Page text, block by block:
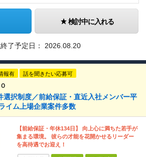
検討中に入れる
了予定日： 2026.08.20
報有 話を聞きたい応募可
選択制度／前給保証・直近入社メンバー平
イム上場企業案件多数
【前給保証・年休134日】 向上心に満ちた若手が
集まる環境。 彼らの才能を花開かせるリーダー
を高待遇でお迎え！